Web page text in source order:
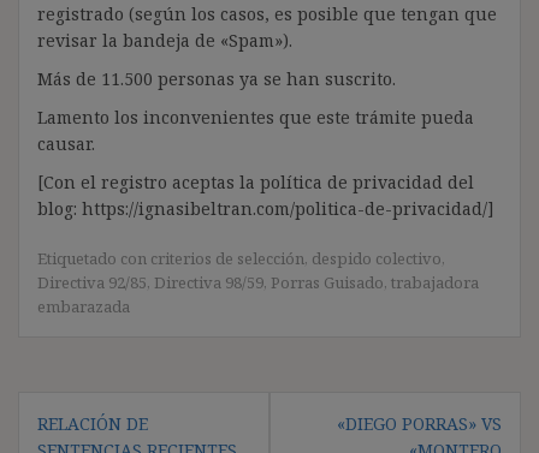
registrado (según los casos, es posible que tengan que
revisar la bandeja de «Spam»).
Más de 11.500 personas ya se han suscrito.
Lamento los inconvenientes que este trámite pueda
causar.
[Con el registro aceptas la política de privacidad del
blog: https://ignasibeltran.com/politica-de-privacidad/]
Etiquetado con criterios de selección, despido colectivo,
Directiva 92/85, Directiva 98/59, Porras Guisado, trabajadora
embarazada
Navegación
de
RELACIÓN DE
«DIEGO PORRAS» VS